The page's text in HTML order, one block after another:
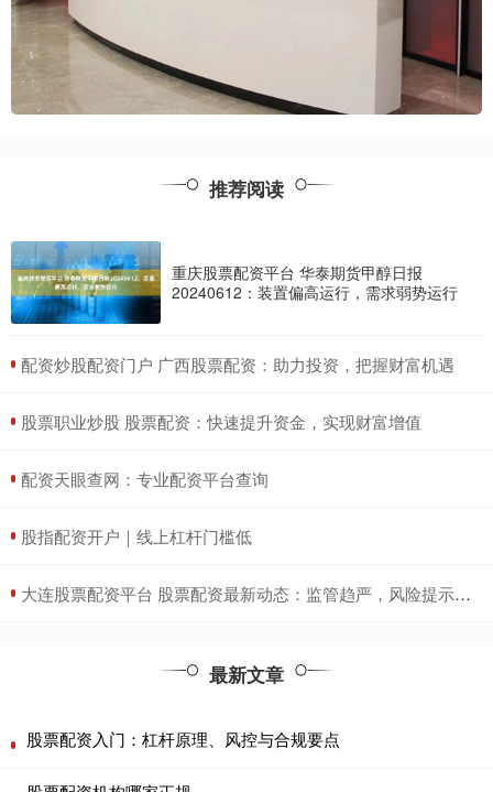
推荐阅读
重庆股票配资平台 华泰期货甲醇日报
20240612：装置偏高运行，需求弱势运行
​配资炒股配资门户 广西股票配资：助力投资，把握财富机遇
​股票职业炒股 股票配资：快速提升资金，实现财富增值
​配资天眼查网：专业配资平台查询
​股指配资开户｜线上杠杆门槛低
​大连股票配资平台 股票配资最新动态：监管趋严，风险提示升级
最新文章
股票配资入门：杠杆原理、风控与合规要点